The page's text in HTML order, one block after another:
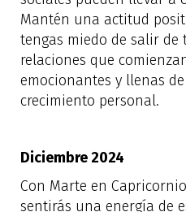
Mantén una actitud
tengas miedo de salir de
relaciones que
emocionantes y llenas
crecimiento personal.
Diciembre 2024
Con Marte en
sentirás una energía de